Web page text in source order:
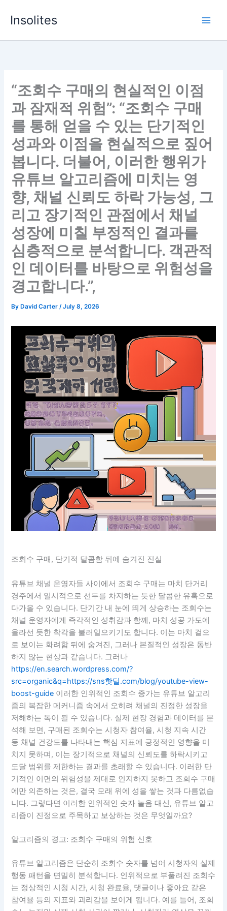
Insolites
“조회수 구매의 현실적인 이점
과 잠재적 위험”: “조회수 구매
를 통해 얻을 수 있는 단기적인
성과와 이점을 현실적으로 짚어
봅니다. 더불어, 이러한 행위가
유튜브 알고리즘에 미치는 영
향, 채널 신뢰도 하락 가능성, 그
리고 장기적인 관점에서 채널
성장에 미칠 부정적인 결과를
심층적으로 분석합니다. 객관적
인 데이터를 바탕으로 위험성을
경고합니다.”,
By David Carter/July 8, 2026
조회수 구매, 단기적 달콤함 뒤에 숨겨진 진실
유튜브 채널 운영자들 사이에서 조회수 구매는 마치 단거리
경주에서 일시적으로 선두를 차지하는 듯한 달콤한 유혹으로
다가올 수 있습니다. 단기간 내 눈에 띄게 상승하는 조회수는
채널 운영자에게 즉각적인 성취감과 함께, 마치 성공 가도에
올라선 듯한 착각을 불러일으키기도 합니다. 이는 마치 겉으
로 보이는 화려함 뒤에 숨겨진, 그러나 본질적인 성장은 동반
하지 않는 현상과 같습니다. 그러나
https://en.search.wordpress.com/?
src=organic&q=https://sns핫딜.com/blog/youtube-view-
boost-guide 이러한 인위적인 조회수 증가는 유튜브 알고리
즘의 복잡한 메커니즘 속에서 오히려 채널의 진정한 성장을
저해하는 독이 될 수 있습니다. 실제 현장 경험과 데이터를 분
석해 보면, 구매된 조회수는 시청자 참여율, 시청 지속 시간
등 채널 건강도를 나타내는 핵심 지표에 긍정적인 영향을 미
치지 못하며, 이는 장기적으로 채널의 신뢰도를 하락시키고
도달 범위를 제한하는 결과를 초래할 수 있습니다. 이러한 단
기적인 이면의 위험성을 제대로 인지하지 못하고 조회수 구매
에만 의존하는 것은, 결국 모래 위에 성을 쌓는 것과 다름없습
니다. 그렇다면 이러한 인위적인 숫자 놀음 대신, 유튜브 알고
리즘이 진정으로 주목하고 보상하는 것은 무엇일까요?
알고리즘의 경고: 조회수 구매의 위험 신호
유튜브 알고리즘은 단순히 조회수 숫자를 넘어 시청자의 실제
행동 패턴을 면밀히 분석합니다. 인위적으로 부풀려진 조회수
는 정상적인 시청 시간, 시청 완료율, 댓글이나 좋아요 같은
참여율 등의 지표와 괴리감을 보이게 됩니다. 예를 들어, 조회